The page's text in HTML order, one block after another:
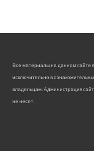
Все материалы на данном сайте
исключительно в
владельцам. Администрация
не несет.